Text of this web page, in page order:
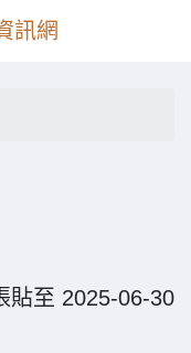
訊網
貼至 2025-06-30